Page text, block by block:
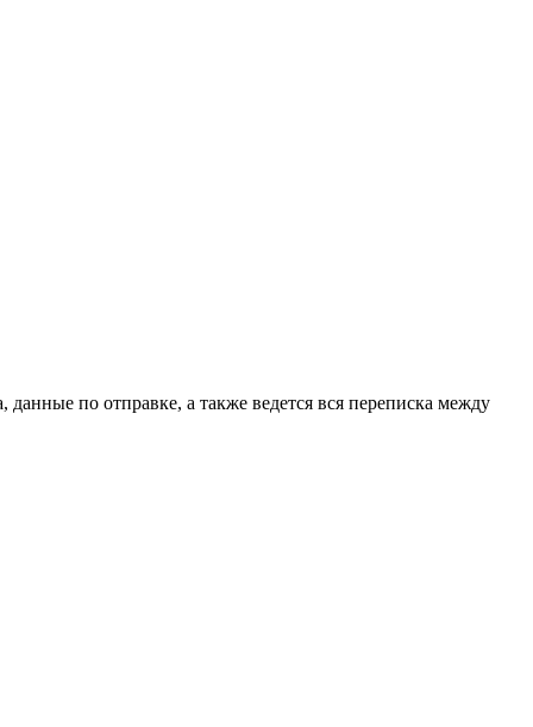
данные по отправке, а также ведется вся переписка между